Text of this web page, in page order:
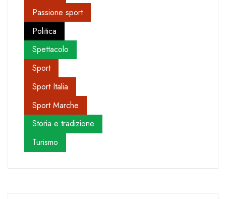
Passione sport
Politica
Spettacolo
Sport
Sport Italia
Sport Marche
Storia e tradizione
Turismo